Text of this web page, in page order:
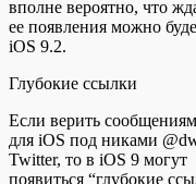
вполне вероятно, что
ее появления можно
iOS 9.2.
Глубокие ссылки
Если верить
для iOS под никами
Twitter, то в iOS 9 могут
появиться “глубокие